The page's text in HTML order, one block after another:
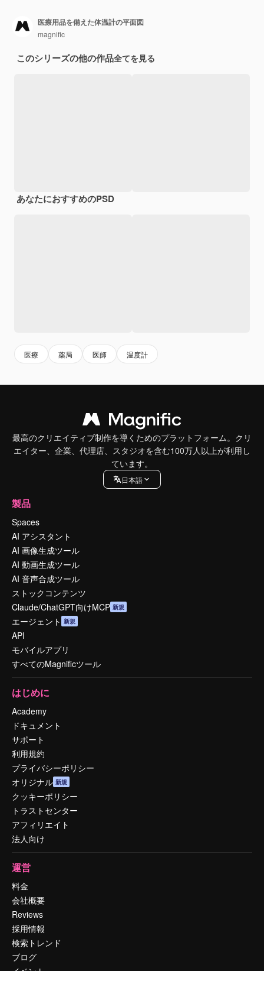
医療用品を備えた体温計の平面図
magnific
このシリーズの他の作品全てを見る
あなたにおすすめのPSD
医療 薬局 医師 温度計
最高のクリエイティブ制作を導くためのプラットフォーム。クリ
エイター、企業、代理店、スタジオを含む100万人以上が利用し
ています。
日本語
製品
Spaces
AI アシスタント
AI 画像生成ツール
AI 動画生成ツール
AI 音声合成ツール
ストックコンテンツ
Claude/ChatGPT向けMCP 新規
エージェント 新規
API
モバイルアプリ
すべてのMagnificツール
はじめに
Academy
ドキュメント
サポート
利用規約
プライバシーポリシー
オリジナル 新規
クッキーポリシー
トラストセンター
アフィリエイト
法人向け
運営
料金
会社概要
Reviews
採用情報
検索トレンド
ブログ
イベント